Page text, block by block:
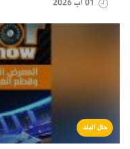
حال البلد